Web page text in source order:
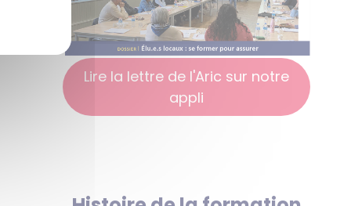
Lire la lettre de l'Aric sur notre
appli